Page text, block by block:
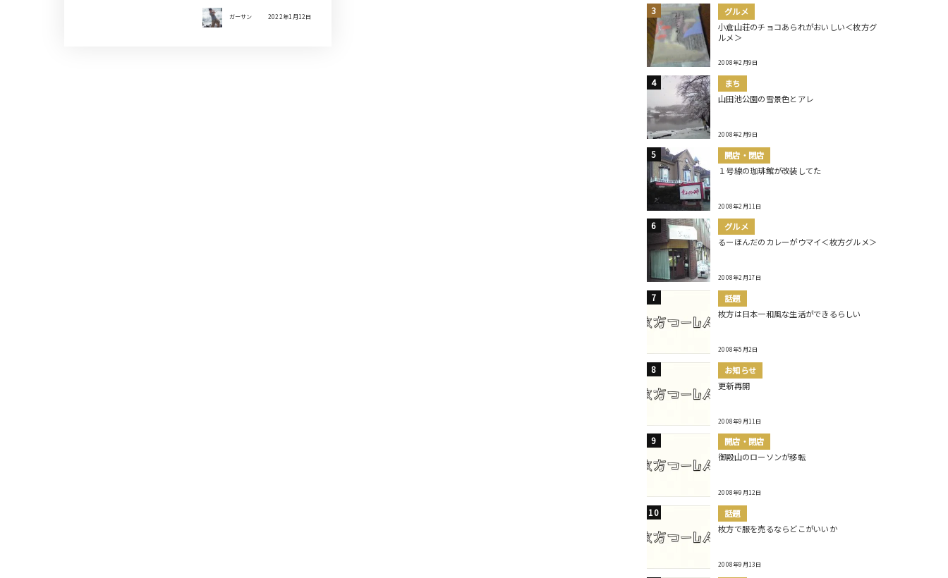
ガーサン 2022年1月12日
グルメ
小倉山荘のチョコあられがおいしい＜枚方グ
ルメ＞
2008年2月9日
まち
山田池公園の雪景色とアレ
2008年2月9日
開店・閉店
１号線の珈琲館が改装してた
2008年2月11日
グルメ
るーほんだのカレーがウマイ＜枚方グルメ＞
2008年2月17日
話題
枚方は日本一和風な生活ができるらしい
2008年5月2日
お知らせ
更新再開
2008年9月11日
開店・閉店
御殿山のローソンが移転
2008年9月12日
話題
枚方で服を売るならどこがいいか
2008年9月13日